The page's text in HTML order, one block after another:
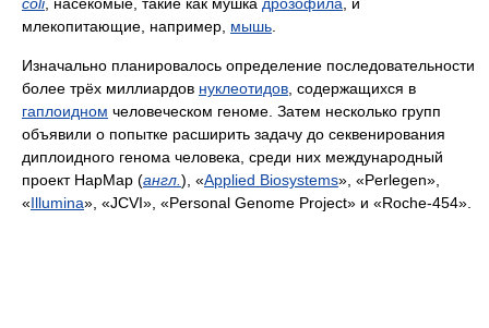
млекопитающие, например, мышь
Изначально планировалось определение последовательности
более трёх миллиардов нуклеотидов , содержащихся в
гаплоидном человеческом геноме. Затем несколько групп
объявили о попытке расширить задачу до секвенирования
диплоидного генома человека, среди них международный
проект HapMap (англ. ), «Applied Biosystems», «Perlegen»,
«Illumina», «JCVI», «Personal Genome Project» и «Roche-454».